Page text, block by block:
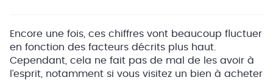
Encore une fois, ces chiffres vont beaucoup fluctuer
en fonction des facteurs décrits plus haut.
Cependant, cela ne fait pas de mal de les avoir à
l’esprit, notamment si vous visitez un bien à acheter